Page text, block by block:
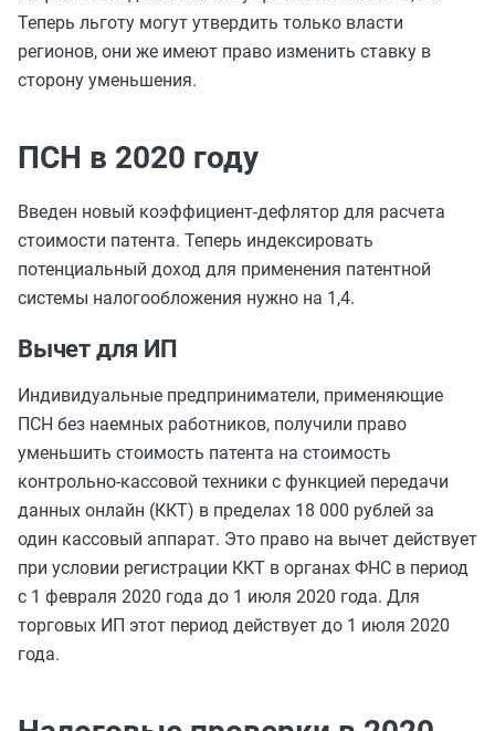
Теперь льготу могут утвердить только власти
регионов, они же имеют право изменить ставку в
сторону уменьшения.
ПСН в 2020 году
Введен новый коэффициент-дефлятор для расчета
стоимости патента. Теперь индексировать
потенциальный доход для применения патентной
системы налогообложения нужно на 1,4.
Вычет для ИП
Индивидуальные предприниматели, применяющие
ПСН без наемных работников, получили право
уменьшить стоимость патента на стоимость
контрольно-кассовой техники с функцией передачи
данных онлайн (ККТ) в пределах 18 000 рублей за
один кассовый аппарат. Это право на вычет действует
при условии регистрации ККТ в органах ФНС в период
с 1 февраля 2020 года до 1 июля 2020 года. Для
торговых ИП этот период действует до 1 июля 2020
года.